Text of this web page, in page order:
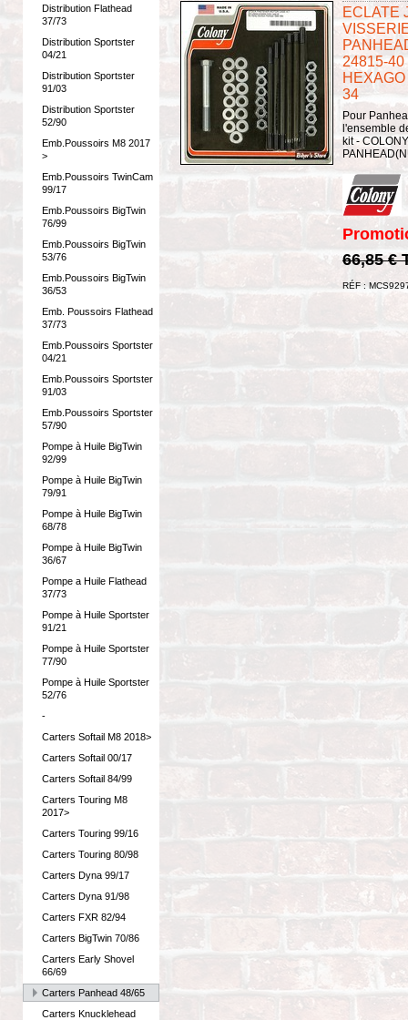
Distribution Flathead
37/73
Distribution Sportster
04/21
Distribution Sportster
91/03
Distribution Sportster
52/90
Emb.Poussoirs M8 2017
>
Emb.Poussoirs TwinCam
99/17
Emb.Poussoirs BigTwin
76/99
Emb.Poussoirs BigTwin
53/76
Emb.Poussoirs BigTwin
36/53
Emb. Poussoirs Flathead
37/73
Emb.Poussoirs Sportster
04/21
Emb.Poussoirs Sportster
91/03
Emb.Poussoirs Sportster
57/90
Pompe à Huile BigTwin
92/99
Pompe à Huile BigTwin
79/91
Pompe à Huile BigTwin
68/78
Pompe à Huile BigTwin
36/67
Pompe a Huile Flathead
37/73
Pompe à Huile Sportster
91/21
Pompe à Huile Sportster
77/90
Pompe à Huile Sportster
52/76
-
Carters Softail M8 2018>
Carters Softail 00/17
Carters Softail 84/99
Carters Touring M8
2017>
Carters Touring 99/16
Carters Touring 80/98
Carters Dyna 99/17
Carters Dyna 91/98
Carters FXR 82/94
Carters BigTwin 70/86
Carters Early Shovel
66/69
Carters Panhead 48/65
Carters Knucklehead
ECLATE
24815-40
34
Pour
l'ensemble
kit -
66,85 €
RÉF :